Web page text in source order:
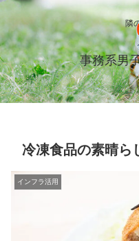
隣
事務系男
冷凍食品の素晴ら
インフラ活用